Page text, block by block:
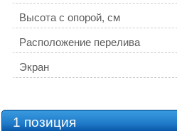
Высота с опорой, см
Расположение перелива
Экран
Толщина листа, см
1 позиция